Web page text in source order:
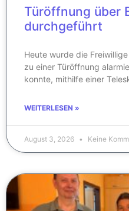
Türöffnung über
durchgeführt
Heute wurde die
zu einer Türöffnung
konnte, mithilfe einer
WEITERLESEN »
August 3, 2026 Keine